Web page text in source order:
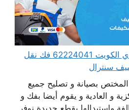
فني تكييف مركزي هندي الكويت 62224041 فك نقل
سنترال
بصيانة و تصليح جميع
و العادية و يقوم أيضا بفك و
واستبدالها بقطع جديدة نوفر